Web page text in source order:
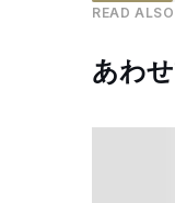
READ ALSO
あわ